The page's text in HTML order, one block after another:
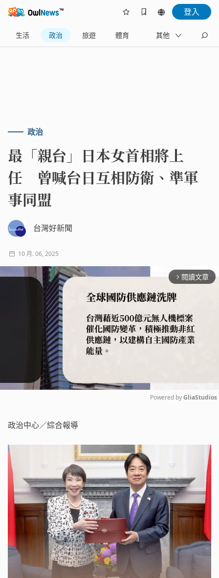
登入
生活 政治 旅遊 體育 娛樂
其他
政治
最「親台」日本女首相將上
任 曾喊台日互相防衛、準軍
事同盟
台灣好新聞
10 月. 06, 2025
arrow_forward_ios 閱讀文章
Powered by GliaStudios
政治中心／綜合報導